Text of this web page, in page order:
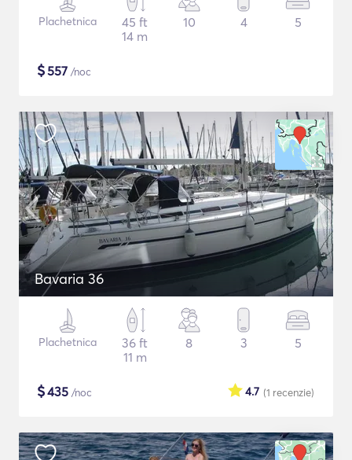
Plachetnica
45 ft
14 m
10 4 5
$557 /noc
Bavaria 36
Plachetnica
36 ft
11 m
8 3 5
$435 /noc (1 recenzie)
4.7